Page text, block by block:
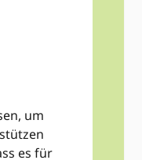
um
es für